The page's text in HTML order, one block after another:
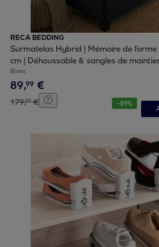
RECA BEDDING
Surmatelas Hybrid | Mémoire de
cm | Déhoussable & sangles de
Blanc
89,99 €
179,00 € -49%